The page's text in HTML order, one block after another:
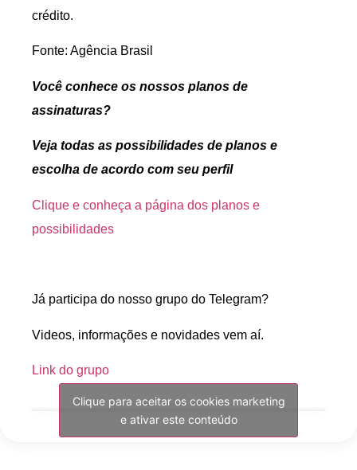
crédito.
Fonte: Agência Brasil
Você conhece os nossos planos de
assinaturas?
Veja todas as possibilidades de planos e
escolha de acordo com seu perfil
Clique e conheça a página dos planos e
possibilidades
Já participa do nosso grupo do Telegram?
Videos, informações e novidades vem aí.
Link do grupo
Clique para aceitar os cookies marketing
e ativar este conteúdo